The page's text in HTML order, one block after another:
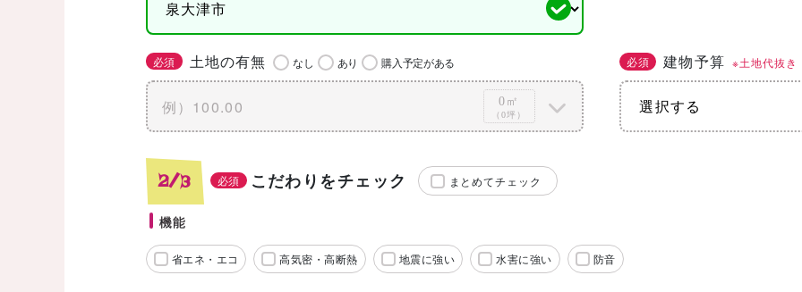
必須 土地の有無 なし あり 購入予定がある
0㎡
（0坪）
必須 建物予算 ※土地代抜き
2/3 必須 こだわりをチェック まとめてチェック
機能
省エネ・エコ 高気密・高断熱 地震に強い 水害に強い 防音